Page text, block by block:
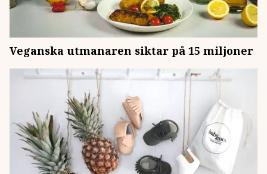
Veganska utmanaren siktar på 15 miljoner